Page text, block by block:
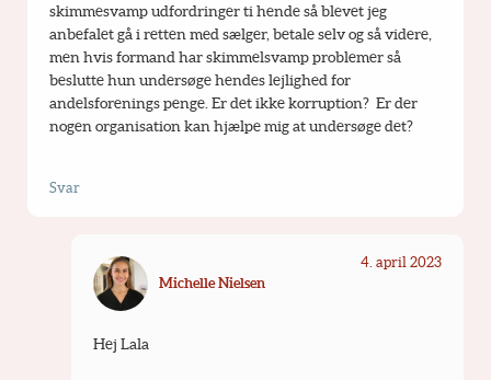
skimmesvamp udfordringer ti hende så blevet jeg
anbefalet gå i retten med sælger, betale selv og så videre,
men hvis formand har skimmelsvamp problemer så
beslutte hun undersøge hendes lejlighed for
andelsforenings penge. Er det ikke korruption?  Er der
nogen organisation kan hjælpe mig at undersøge det?
Svar
Michelle Nielsen
4. april 2023
Hej Lala